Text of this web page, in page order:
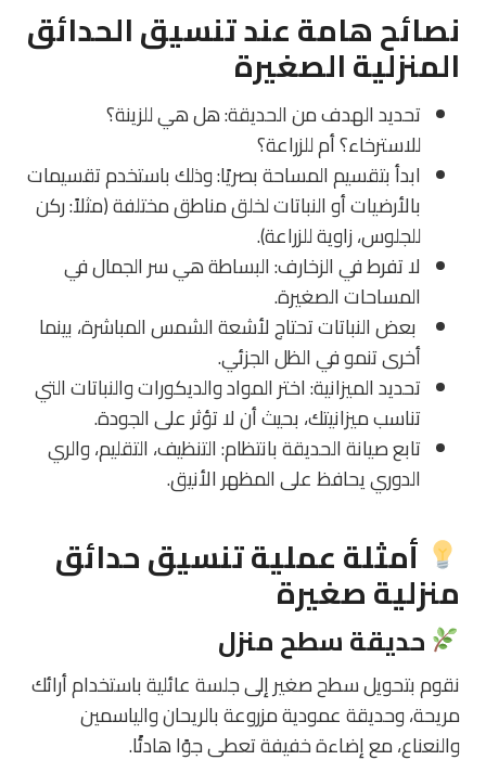
نصائح هامة عند تنسيق الحدائق
المنزلية الصغيرة
تحديد الهدف من الحديقة: هل هي للزينة؟
للاسترخاء؟ أم للزراعة؟
ابدأ بتقسيم المساحة بصريًا: وذلك باستخدم تقسيمات
بالأرضيات أو النباتات لخلق مناطق مختلفة (مثلاً: ركن
للجلوس، زاوية للزراعة).
لا تفرط في الزخارف: البساطة هي سر الجمال في
المساحات الصغيرة.
بعض النباتات تحتاج لأشعة الشمس المباشرة، بينما
أخرى تنمو في الظل الجزئي.
تحديد الميزانية: اختر المواد والديكورات والنباتات التي
تناسب ميزانيتك، بحيث أن لا تؤثر على الجودة.
تابع صيانة الحديقة بانتظام: التنظيف، التقليم، والري
الدوري يحافظ على المظهر الأنيق.
أمثلة عملية تنسيق حدائق
منزلية صغيرة
حديقة سطح منزل
نقوم بتحويل سطح صغير إلى جلسة عائلية باستخدام أرائك
مريحة، وحديقة عمودية مزروعة بالريحان والياسمين
والنعناع، مع إضاءة خفيفة تعطى جوًا هادئًا.